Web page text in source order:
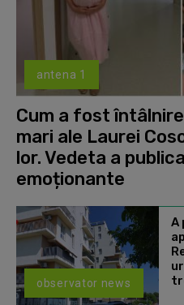
antena 1
Cum a fost
mari ale Laurei
lor. Vedeta a
emoționante
observator news
A